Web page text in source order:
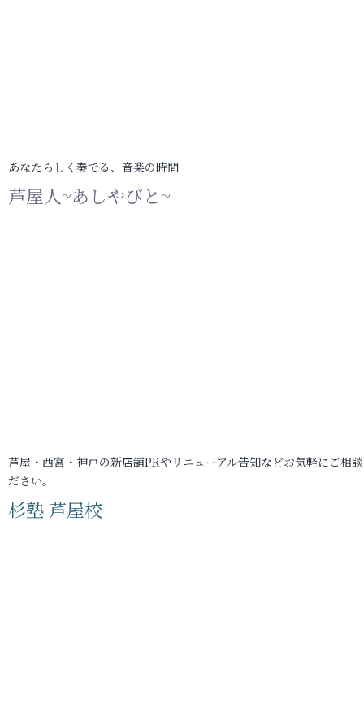
あなたらしく奏でる、音楽の時間
芦屋人~あしやびと~
芦屋・西宮・神戸の新店舗PRやリニューアル告知などお気軽にご相
ださい。
杉塾 芦屋校